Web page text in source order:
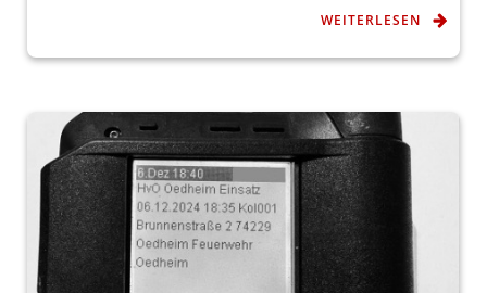
WEITERLESEN